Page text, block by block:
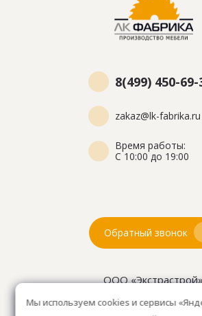
8(499) 450-69-
zakaz@lk-fabrika.ru
Время работы:
С 10:00 до 19:00
Обратный звонок
ООО
ОГРН
Мы используем cookies и сервисы